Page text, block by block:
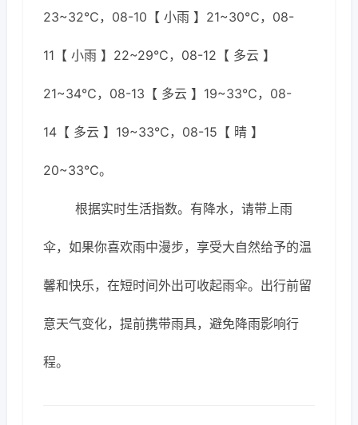
23~32℃，08-10【 小雨 】21~30℃，08-
11【 小雨 】22~29℃，08-12【 多云 】
21~34℃，08-13【 多云 】19~33℃，08-
14【 多云 】19~33℃，08-15【 晴 】
20~33℃。
根据实时生活指数。有降水，请带上雨
伞，如果你喜欢雨中漫步，享受大自然给予的温
馨和快乐，在短时间外出可收起雨伞。出行前留
意天气变化，提前携带雨具，避免降雨影响行
程。